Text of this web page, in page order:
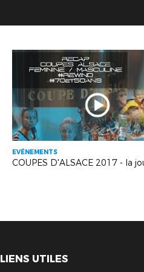
EVÉNEMENTS
LIENS UTILES